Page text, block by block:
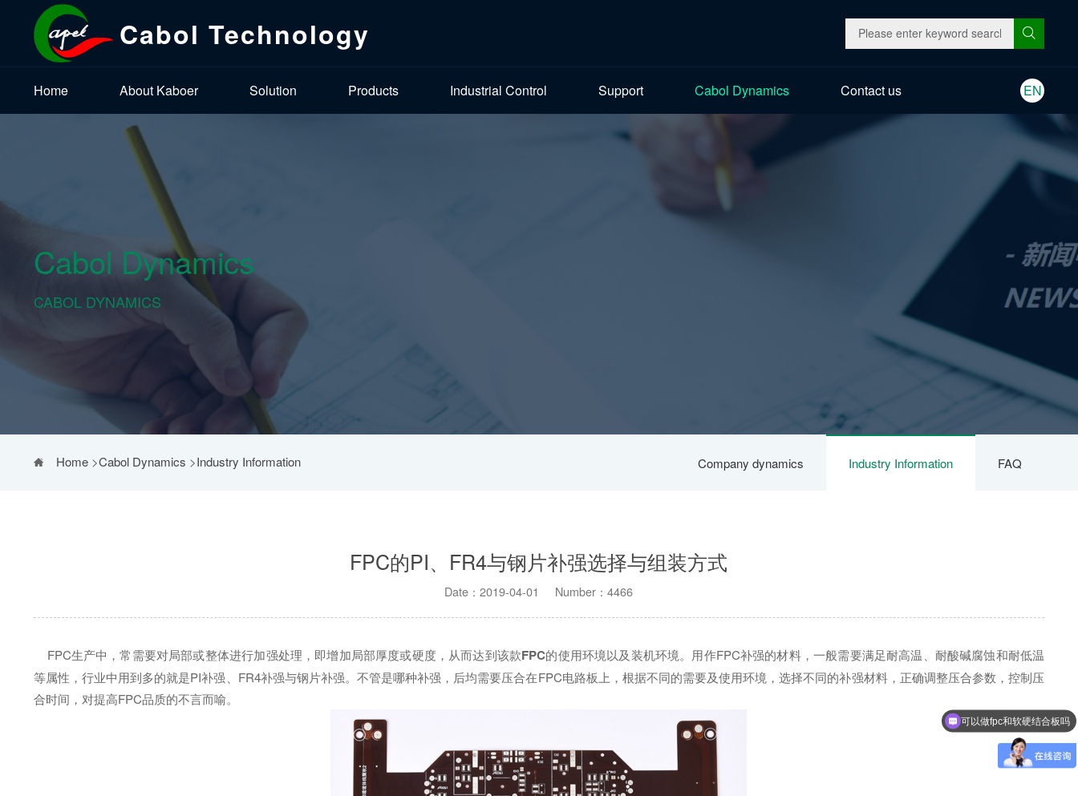
Cabol Technology
Home About Kaboer Solution Products Industrial Control Support Cabol Dynamics Contact us EN
Cabol Dynamics
CABOL DYNAMICS
Company dynamics Industry Information FAQ
Home>Cabol Dynamics >Industry Information
FPC的PI、FR4与钢片补强选择与组装方式
Date：2019-04-01 Number：4466
FPC生产中，常需要对局部或整体进行加强处理，即增加局部厚度或硬度，从而达到该款FPC的使用环境以及装机环境。用作FPC补强的材料，一般需要满足耐高温、耐酸碱腐蚀和耐低温
等属性，行业中用到多的就是PI补强、FR4补强与钢片补强。不管是哪种补强，后均需要压合在FPC电路板上，根据不同的需要及使用环境，选择不同的补强材料，正确调整压合参数，控制压
合时间，对提高FPC品质的不言而喻。
可以做fpc和软硬结合板吗